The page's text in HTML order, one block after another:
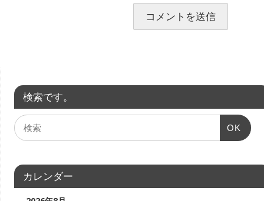
検索です。
OK
カレンダー